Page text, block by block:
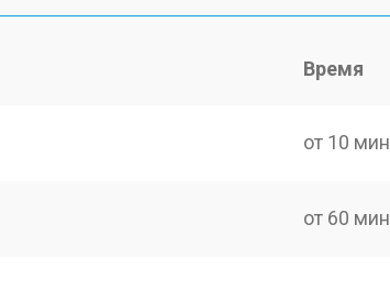
Время
от 10 мин
от 60 мин